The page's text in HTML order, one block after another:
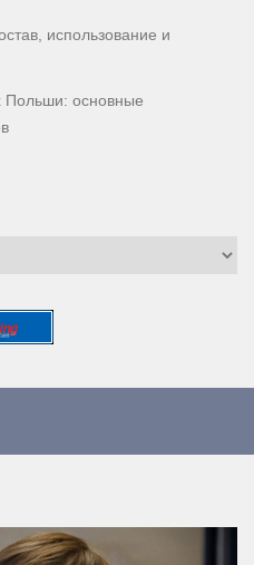
использование и
Польши: основные